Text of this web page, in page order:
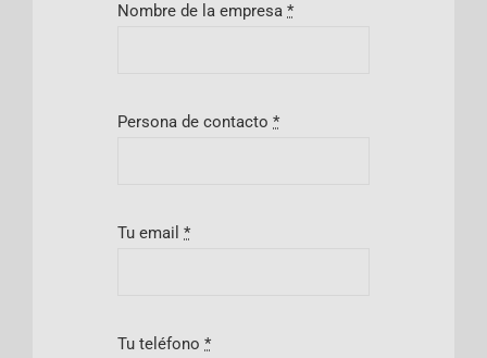
Nombre de la empresa*
Persona de contacto*
Tu email*
Tu teléfono*